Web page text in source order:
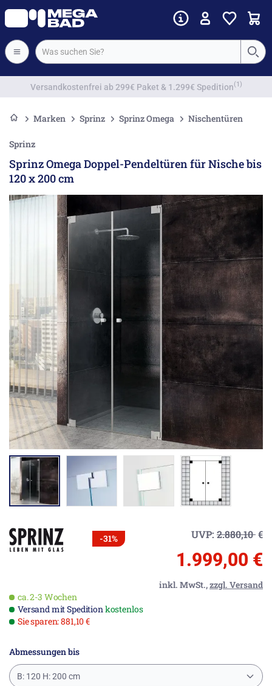
Vorkassenrabatt
Marken Sprinz Sprinz Omega Nischentüren
Sprinz
Sprinz Omega Doppel-Pendeltüren für Nische bis
120 x 200 cm
-31% UVP: 2.880,10€
1.999,00 €
inkl. MwSt.,zzgl. Versand
ca. 2-3 Wochen
Versand mit Speditionkostenlos
Sie sparen: 881,10 €
Abmessungen bis
B: 120 H: 200 cm